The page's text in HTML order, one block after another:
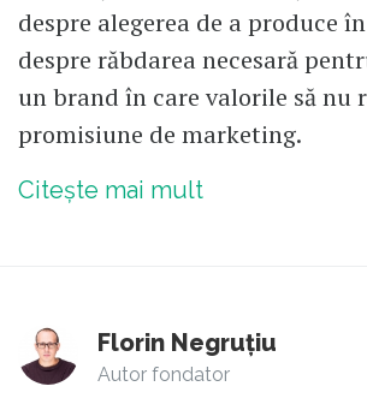
despre alegerea de a produce
despre răbdarea necesară
un brand în care valorile să nu
promisiune de marketing.
Citește mai mult
Florin Negruțiu
Autor fondator